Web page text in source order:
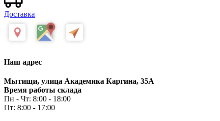
Доставка
Наш адрес
Мытищи, улица Академика Каргина, 35А
Время работы склада
Пн - Чт: 8:00 - 18:00
Пт: 8:00 - 17:00